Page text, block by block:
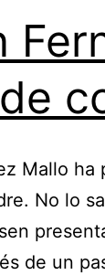
Mallo ha
No lo
de un